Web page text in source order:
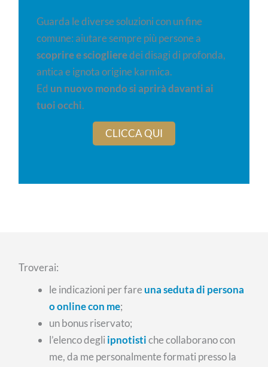
Guarda le diverse soluzioni con un fine
comune: aiutare sempre più persone a
scoprire e scioglieredei disagi di profonda,
antica e ignota origine karmica.
Ed un nuovo mondo si aprirà davanti ai
tuoi occhi.
CLICCA QUI
Troverai:
le indicazioni per fare una seduta di persona
o online con me;
un bonus riservato;
l’elenco degli ipnotistiche collaborano con
me, da me personalmente formati presso la